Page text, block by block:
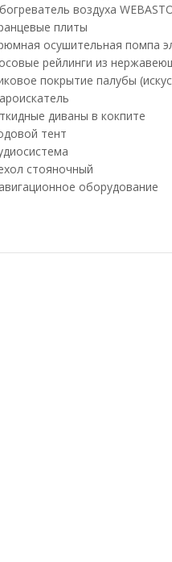
воздуха
плиты
осушительная помпа
рейлинги из
покрытие палубы
диваны в кокпите
тент
стояночный
оборудование